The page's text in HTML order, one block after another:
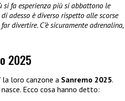
si fa esperienza più si abbattono le
adesso è diverso rispetto alle scorse
divertire. C’è sicuramente adrenalina,
2025
la loro canzone a Sanremo 2025.
Ecco cosa hanno detto: